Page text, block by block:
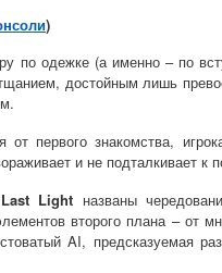
)
по одежке (а именно – по
достойным лишь
от первого знакомства,
и не подталкивает
Last Light названы
второго плана –
AI, предсказуемая